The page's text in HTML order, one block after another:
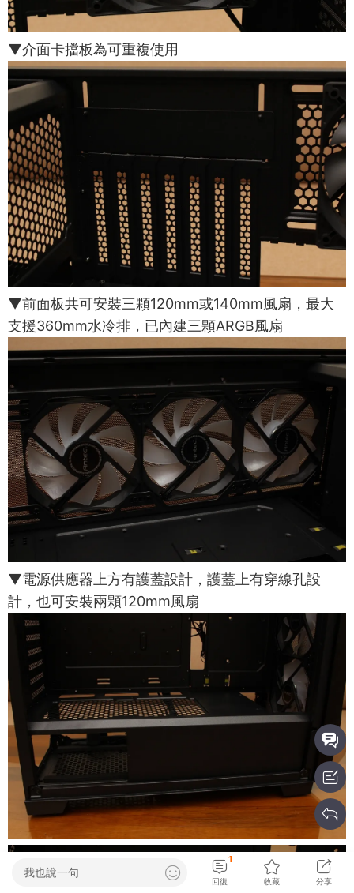
▼介面卡擋板為可重複使用
▼前面板共可安裝三顆120mm或140mm風扇，最大
支援360mm水冷排，已內建三顆ARGB風扇
▼電源供應器上方有護蓋設計，護蓋上有穿線孔設
計，也可安裝兩顆120mm風扇
我也說一句
回復
1
收藏 分享